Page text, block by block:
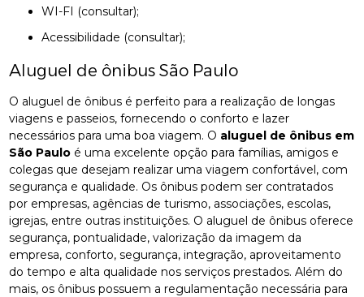
WI-FI (consultar);
Acessibilidade (consultar);
Aluguel de ônibus São Paulo
O aluguel de ônibus é perfeito para a realização de longas
viagens e passeios, fornecendo o conforto e lazer
necessários para uma boa viagem. O aluguel de ônibus em
São Paulo é uma excelente opção para famílias, amigos e
colegas que desejam realizar uma viagem confortável, com
segurança e qualidade. Os ônibus podem ser contratados
por empresas, agências de turismo, associações, escolas,
igrejas, entre outras instituições. O aluguel de ônibus oferece
segurança, pontualidade, valorização da imagem da
empresa, conforto, segurança, integração, aproveitamento
do tempo e alta qualidade nos serviços prestados. Além do
mais, os ônibus possuem a regulamentação necessária para